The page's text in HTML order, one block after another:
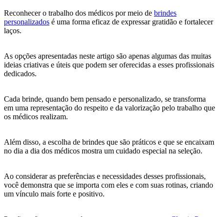
Reconhecer o trabalho dos médicos por meio de brindes
personalizados é uma forma eficaz de expressar gratidão e fortalecer
laços.
As opções apresentadas neste artigo são apenas algumas das muitas
ideias criativas e úteis que podem ser oferecidas a esses profissionais
dedicados.
Cada brinde, quando bem pensado e personalizado, se transforma
em uma representação do respeito e da valorização pelo trabalho que
os médicos realizam.
Além disso, a escolha de brindes que são práticos e que se encaixam
no dia a dia dos médicos mostra um cuidado especial na seleção.
Ao considerar as preferências e necessidades desses profissionais,
você demonstra que se importa com eles e com suas rotinas, criando
um vínculo mais forte e positivo.